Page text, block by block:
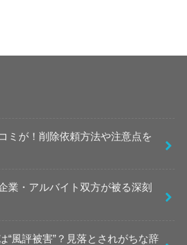
ミが！削除依頼方法や注意点を
業・アルバイト双方が被る深刻
“風評被害”？見落とされがちな辞